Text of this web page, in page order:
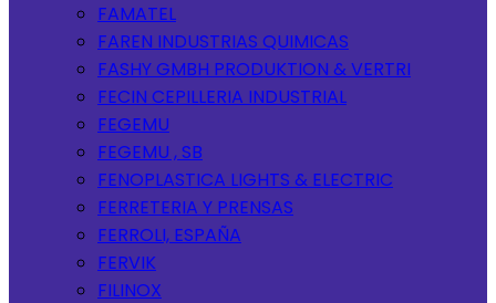
FAMATEL
FAREN INDUSTRIAS QUIMICAS
FASHY GMBH PRODUKTION & VERTRI
FECIN CEPILLERIA INDUSTRIAL
FEGEMU
FEGEMU , SB
FENOPLASTICA LIGHTS & ELECTRIC
FERRETERIA Y PRENSAS
FERROLI, ESPAÑA
FERVIK
FILINOX